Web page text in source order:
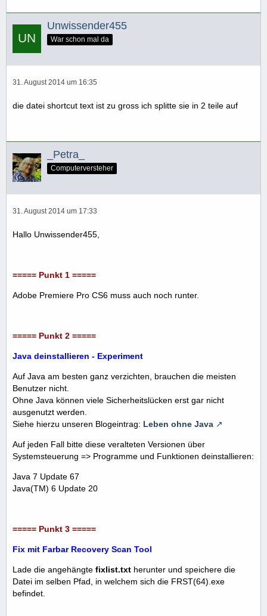
Unwissender455
War schon mal da
31. August 2014 um 16:35
die datei shortcut text ist zu gross ich splitte sie in 2 teile auf
_Petra_
Computerversteher
31. August 2014 um 17:33
Hallo Unwissender455,
===== Punkt 1 =====
Adobe Premiere Pro CS6 muss auch noch runter.
===== Punkt 2 =====
Java deinstallieren - Experiment
Auf Java am besten ganz verzichten, brauchen die meisten
Benutzer nicht.
Ohne Java können viele Sicherheitslücken erst gar nicht
ausgenutzt werden.
Siehe hierzu unseren Blogeintrag: Leben ohne Java
Auf jeden Fall bitte diese veralteten Versionen über
Systemsteuerung => Programme und Funktionen deinstallieren:
Java 7 Update 67
Java(TM) 6 Update 20
===== Punkt 3 =====
Fix mit Farbar Recovery Scan Tool
Lade die angehängte fixlist.txt herunter und speichere die
Datei im selben Pfad, in welchem sich die FRST(64).exe
befindet.